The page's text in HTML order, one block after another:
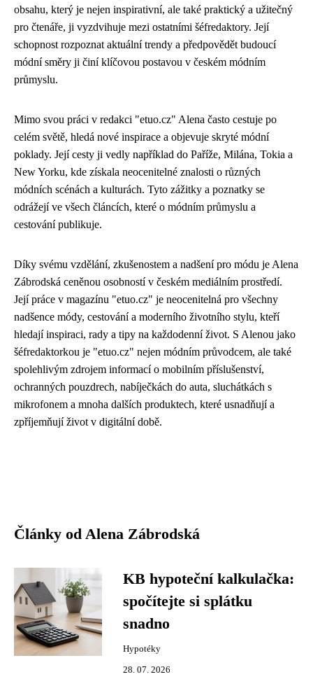
obsahu, který je nejen inspirativní, ale také praktický a užitečný
pro čtenáře, ji vyzdvihuje mezi ostatními šéfredaktory. Její
schopnost rozpoznat aktuální trendy a předpovědět budoucí
módní směry ji činí klíčovou postavou v českém módním
průmyslu.
Mimo svou práci v redakci "etuo.cz" Alena často cestuje po
celém světě, hledá nové inspirace a objevuje skryté módní
poklady. Její cesty ji vedly například do Paříže, Milána, Tokia a
New Yorku, kde získala neocenitelné znalosti o různých
módních scénách a kulturách. Tyto zážitky a poznatky se
odrážejí ve všech článcích, které o módním průmyslu a
cestování publikuje.
Díky svému vzdělání, zkušenostem a nadšení pro módu je Alena
Zábrodská ceněnou osobností v českém mediálním prostředí.
Její práce v magazínu "etuo.cz" je neocenitelná pro všechny
nadšence módy, cestování a moderního životního stylu, kteří
hledají inspiraci, rady a tipy na každodenní život. S Alenou jako
šéfredaktorkou je "etuo.cz" nejen módním průvodcem, ale také
spolehlivým zdrojem informací o mobilním příslušenství,
ochranných pouzdrech, nabíječkách do auta, sluchátkách s
mikrofonem a mnoha dalších produktech, které usnadňují a
zpříjemňují život v digitální době.
Články od Alena Zábrodská
KB hypoteční kalkulačka:
spočítejte si splátku
snadno
Hypotéky
28. 07. 2026